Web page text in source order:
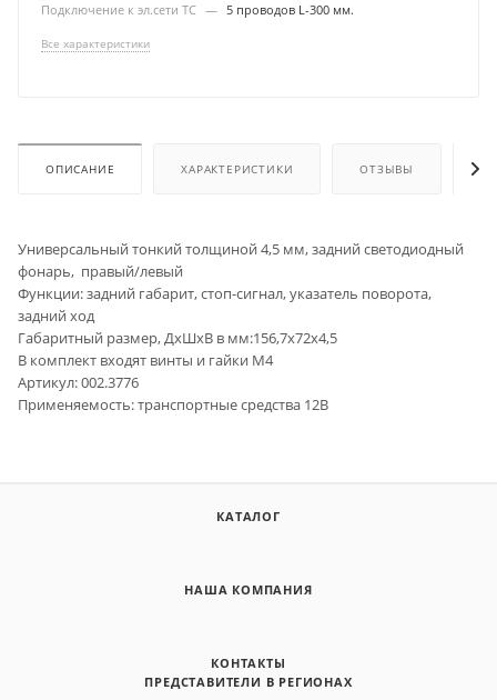
Подключение к эл.сети ТС — 5 проводов L-300 мм.
Все характеристики
ОПИСАНИЕ ХАРАКТЕРИСТИКИ ОТЗЫВЫ
Универсальный тонкий толщиной 4,5 мм, задний светодиодный
фонарь, правый/левый
Функции: задний габарит, стоп-сигнал, указатель поворота,
задний ход
Габаритный размер, ДхШхВ в мм:156,7х72х4,5
В комплект входят винты и гайки М4
Артикул: 002.3776
Применяемость: транспортные средства 12В
КАТАЛОГ
НАША КОМПАНИЯ
КОНТАКТЫ
ПРЕДСТАВИТЕЛИ В РЕГИОНАХ